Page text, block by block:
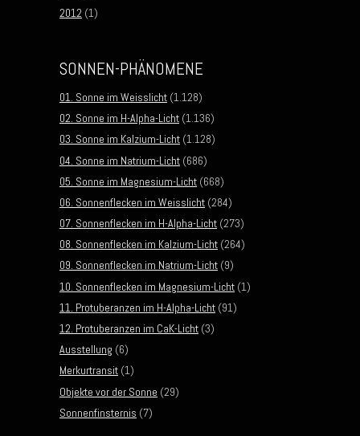
2012 (1)
SONNEN-PHÄNOMENE
01. Sonne im Weisslicht (1.128)
02. Sonne im H-Alpha-Licht (1.136)
03. Sonne im Kalzium-Licht (1.128)
04. Sonne im Natrium-Licht (686)
05. Sonne im Magnesium-Licht (668)
06. Sonnenflecken im Weisslicht (284)
07. Sonnenflecken im H-Alpha-Licht (273)
08. Sonnenflecken im Kalzium-Licht (264)
09. Sonnenflecken im Natrium-Licht (9)
10. Sonnenflecken im Magnesium-Licht (1)
11. Protuberanzen im H-Alpha-Licht (91)
12. Protuberanzen im CaK-Licht (3)
Ausstellung (6)
Merkurtransit (1)
Objekte vor der Sonne (29)
Sonnenfinsternis (7)